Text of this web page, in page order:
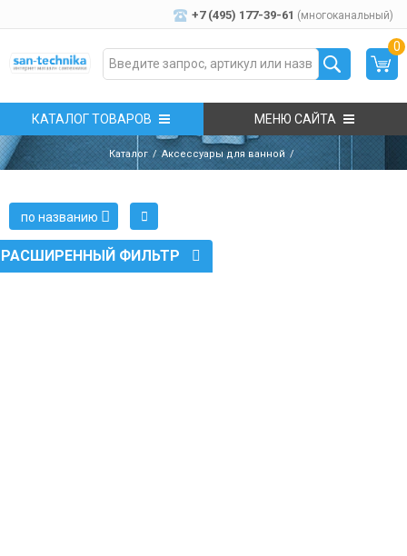
+7 (495) 177-39-61 (многоканальный)
0
КАТАЛОГ ТОВАРОВ МЕНЮ САЙТА
Каталог Аксессуары для ванной
РАСШИРЕННЫЙ ФИЛЬТР
по названию